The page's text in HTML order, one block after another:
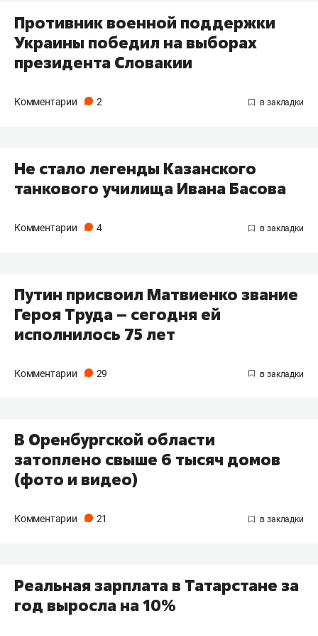
Противник военной поддержки
Украины победил на выборах
президента Словакии
Комментарии 2
Не стало легенды Казанского
танкового училища Ивана Басова
Комментарии 4
Путин присвоил Матвиенко звание
Героя Труда – сегодня ей
исполнилось 75 лет
Комментарии 29
В Оренбургской области
затоплено свыше 6 тысяч домов
(фото и видео)
Комментарии 21
Реальная зарплата в Татарстане за
год выросла на 10%